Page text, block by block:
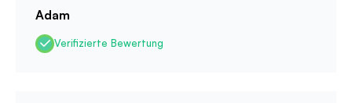
Adam
Verifizierte Bewertung